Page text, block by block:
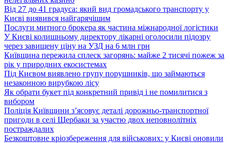
Від 27 до 41 градуса: який вид громадського транспорту у
Києві виявився найгарячішим
Послуги митного брокера як частина міжнародної логістики
У Києві колишньому директору лікарні оголосили підозру
через завищену ціну на УЗД на 6 млн грн
Київщина пережила сплеск загорянь: майже 2 тисячі пожеж за
рік у природних екосистемах
Під Києвом виявлено групу порушників, що займаються
незаконною вирубкою лісу
Як обрати букет під конкретний привід і не помилитися з
вибором
Поліція Київщини з’ясовує деталі дорожньо-транспортної
пригоди в селі Щербаки за участю двох неповнолітніх
постраждалих
Безкоштовне кріозбереження для військових: у Києві оновили